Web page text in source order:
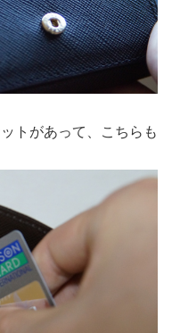
トがあって、こちらも